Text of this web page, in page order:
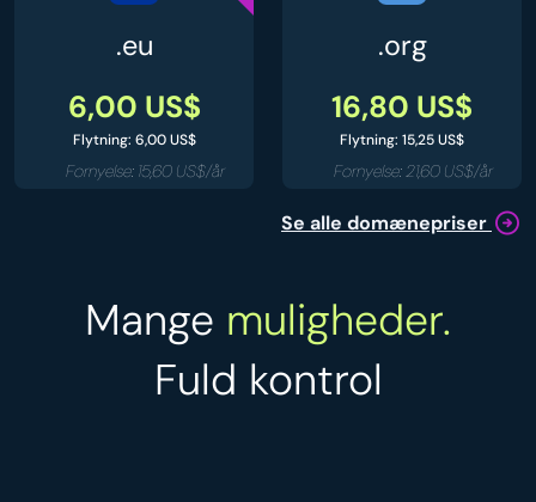
.eu
6,00 US$
Flytning: 6,00 US$
Fornyelse: 15,60 US$/år
.org
16,80 US$
Flytning: 15,25 US$
Fornyelse: 21,60 US$/år
Se alle domænepriser
Mange muligheder.
Fuld kontrol